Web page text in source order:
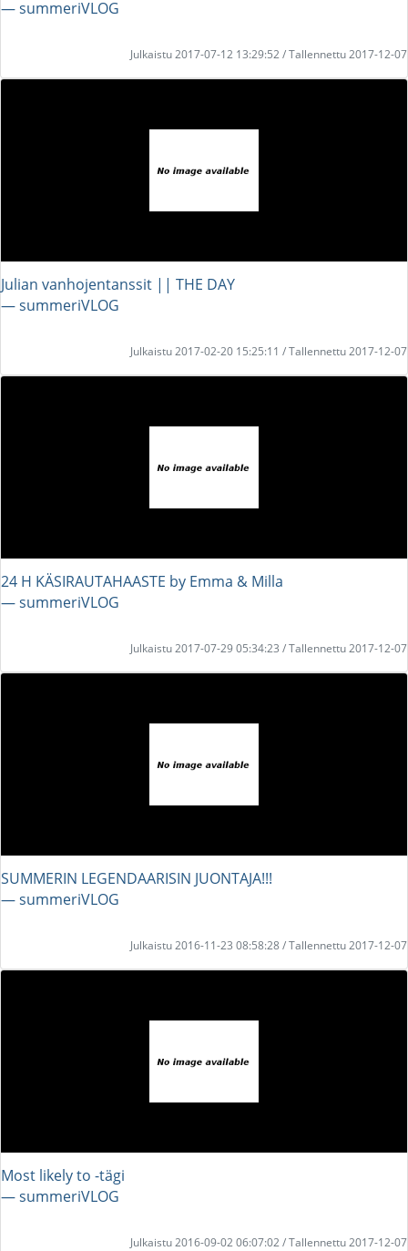
― summeriVLOG
Julkaistu 2017-07-12 13:29:52 / Tallennettu 2017-12-07
Julian vanhojentanssit || THE DAY
― summeriVLOG
Julkaistu 2017-02-20 15:25:11 / Tallennettu 2017-12-07
24 H KÄSIRAUTAHAASTE by Emma & Milla
― summeriVLOG
Julkaistu 2017-07-29 05:34:23 / Tallennettu 2017-12-07
SUMMERIN LEGENDAARISIN JUONTAJA!!!
― summeriVLOG
Julkaistu 2016-11-23 08:58:28 / Tallennettu 2017-12-07
Most likely to -tägi
― summeriVLOG
Julkaistu 2016-09-02 06:07:02 / Tallennettu 2017-12-07